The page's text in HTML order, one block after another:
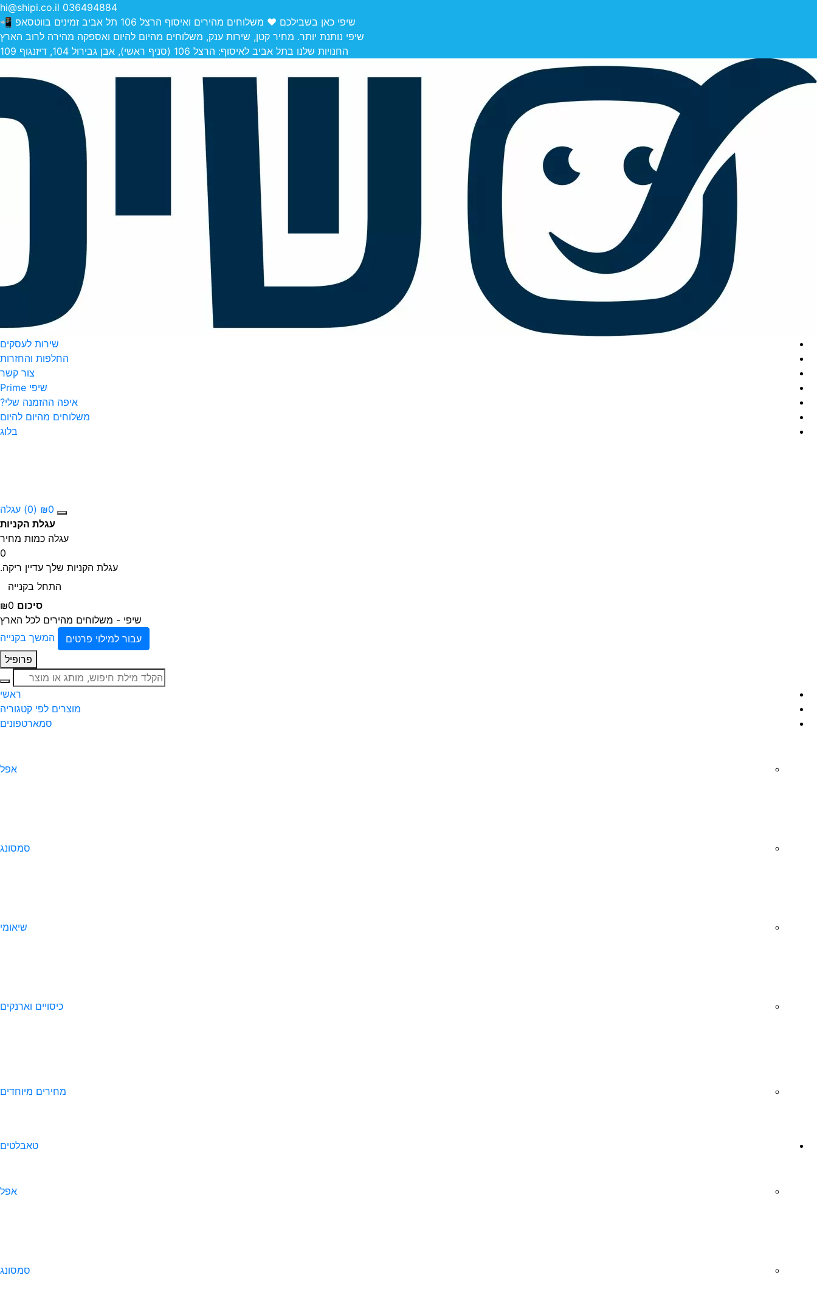
036494884
hi@shipi.co.il
שיפי כאן בשבילכם ❤️ משלוחים מהירים ואיסוף הרצל 106 תל אביב זמינים בווטסאפ 📲
שיפי נותנת יותר. מחיר קטן, שירות ענק, משלוחים מהיום להיום ואספקה מהירה לרוב הארץ
החנויות שלנו בתל אביב לאיסוף: הרצל 106 (סניף ראשי), אבן גבירול 104, דיזנגוף 109
שירות לעסקים
החלפות והחזרות
צור קשר
שיפי Prime
איפה ההזמנה שלי?
משלוחים מהיום להיום
בלוג
₪0
(0)
עגלה
עגלת הקניות
עגלה כמות מחיר
0
עגלת הקניות שלך עדיין ריקה.
התחל בקנייה
סיכום ₪0
שיפי - משלוחים מהירים לכל הארץ
עבור למילוי פרטים
המשך בקנייה
פרופיל
חיפוש
ראשי
מוצרים לפי קטגוריה
סמארטפונים
אפל
סמסונג
שיאומי
כיסויים וארנקים
מחירים מיוחדים
טאבלטים
אפל
סמסונג